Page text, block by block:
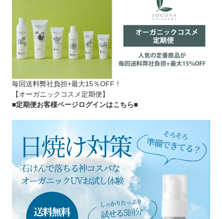
毎回送料弊社負担+最大15％OFF！
【オーガニックコスメ定期便】
■定期便お客様ページログインはこちら■